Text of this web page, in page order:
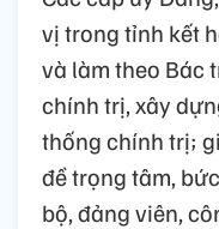
vị trong tỉnh kết
và làm theo Bác
chính trị, xây
thống chính trị;
đề trọng tâm,
bộ, đảng viên,